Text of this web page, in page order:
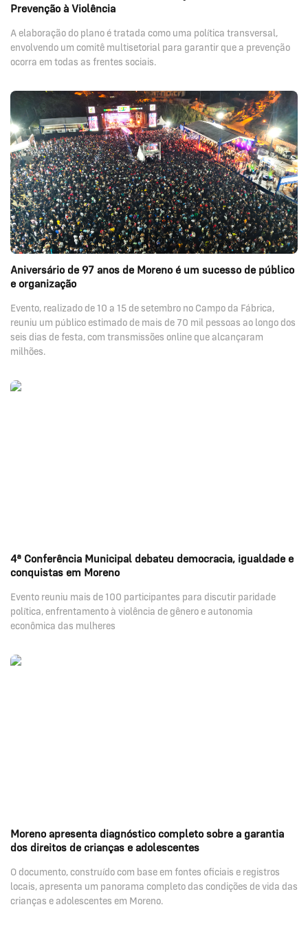
Prevenção à Violência
A elaboração do plano é tratada como uma política transversal,
envolvendo um comitê multisetorial para garantir que a prevenção
ocorra em todas as frentes sociais.
Aniversário de 97 anos de Moreno é um sucesso de público
e organização
Evento, realizado de 10 a 15 de setembro no Campo da Fábrica,
reuniu um público estimado de mais de 70 mil pessoas ao longo dos
seis dias de festa, com transmissões online que alcançaram
milhões.
4ª Conferência Municipal debateu democracia, igualdade e
conquistas em Moreno
Evento reuniu mais de 100 participantes para discutir paridade
política, enfrentamento à violência de gênero e autonomia
econômica das mulheres
Moreno apresenta diagnóstico completo sobre a garantia
dos direitos de crianças e adolescentes
O documento, construído com base em fontes oficiais e registros
locais, apresenta um panorama completo das condições de vida das
crianças e adolescentes em Moreno.